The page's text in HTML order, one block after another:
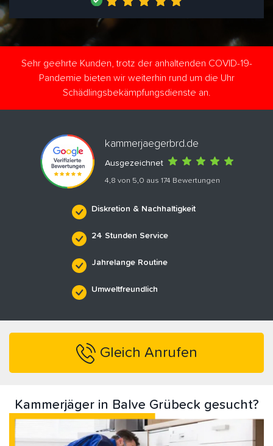
Sehr geehrte Kunden, trotz der anhaltenden COVID-19-
Pandemie bieten wir weiterhin rund um die Uhr
Schädlingsbekämpfungsdienste an.
kammerjaegerbrd.de
Ausgezeichnet
4,8 von 5,0 aus 174 Bewertungen
Diskretion & Nachhaltigkeit
24 Stunden Service
Jahrelange Routine
Umweltfreundlich
Gleich Anrufen
Kammerjäger in Balve Grübeck gesucht?